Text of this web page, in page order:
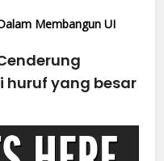
Membangun UI
huruf yang besar